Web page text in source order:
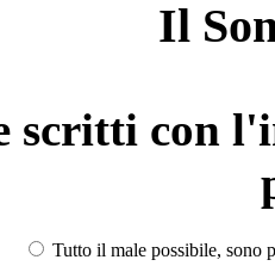
Il
scritti con
Tutto il male possibile, sono